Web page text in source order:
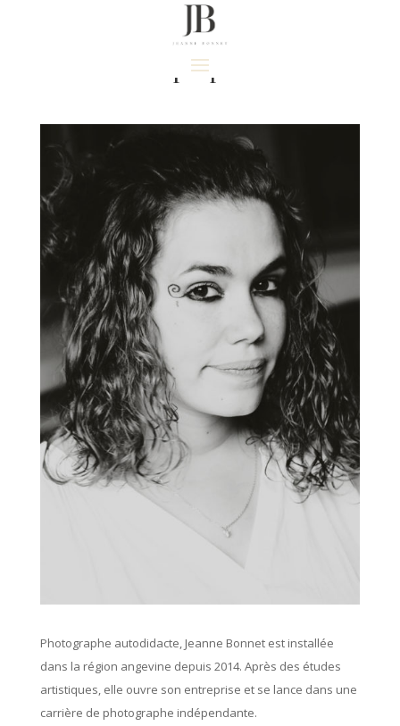
A propos
Photographe autodidacte, Jeanne Bonnet est installée
dans la région angevine depuis 2014. Après des études
artistiques, elle ouvre son entreprise et se lance dans une
carrière de photographe indépendante.